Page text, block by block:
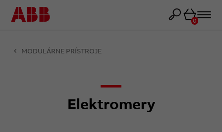
Košík
0
MODULÁRNE PRÍSTROJE
Elektromery